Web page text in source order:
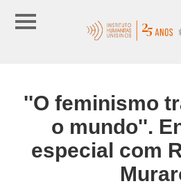
''O feminismo
o mundo''.
especial com